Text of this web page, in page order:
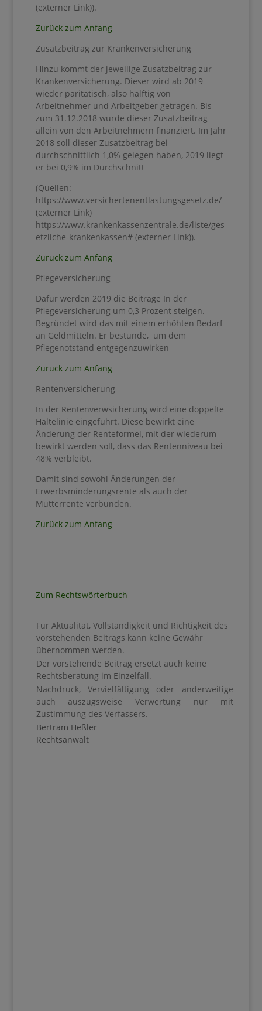
(externer Link)).
Zurück zum Anfang
Zusatzbeitrag zur Krankenversicherung
Hinzu kommt der jeweilige Zusatzbeitrag zur
Krankenversicherung. Dieser wird ab 2019
wieder paritätisch, also hälftig von
Arbeitnehmer und Arbeitgeber getragen. Bis
zum 31.12.2018 wurde dieser Zusatzbeitrag
allein von den Arbeitnehmern finanziert. Im Jahr
2018 soll dieser Zusatzbeitrag bei
durchschnittlich 1,0% gelegen haben, 2019 liegt
er bei 0,9% im Durchschnitt
(Quellen:
https://www.versichertenentlastungsgesetz.de/
(externer Link)
https://www.krankenkassenzentrale.de/liste/ges
etzliche-krankenkassen# (externer Link)).
Zurück zum Anfang
Pflegeversicherung
Dafür werden 2019 die Beiträge In der
Pflegeversicherung um 0,3 Prozent steigen.
Begründet wird das mit einem erhöhten Bedarf
an Geldmitteln. Er bestünde, um dem
Pflegenotstand entgegenzuwirken
Zurück zum Anfang
Rentenversicherung
In der Rentenverwsicherung wird eine doppelte
Haltelinie eingeführt. Diese bewirkt eine
Änderung der Renteformel, mit der wiederum
bewirkt werden soll, dass das Rentenniveau bei
48% verbleibt.
Damit sind sowohl Änderungen der
Erwerbsminderungsrente als auch der
Mütterrente verbunden.
Zurück zum Anfang
Zum Rechtswörterbuch
Für Aktualität, Vollständigkeit und Richtigkeit des
vorstehenden Beitrags kann keine Gewähr
übernommen werden.
Der vorstehende Beitrag ersetzt auch keine
Rechtsberatung im Einzelfall.
Nachdruck, Vervielfältigung oder anderweitige
auch auszugsweise Verwertung nur mit
Zustimmung des Verfassers.
Bertram Heßler
Rechtsanwalt